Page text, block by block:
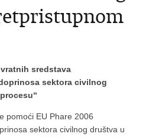
sredstava
sektora civilnog
pomoći EU Phare 2006
sektora civilnog društva u